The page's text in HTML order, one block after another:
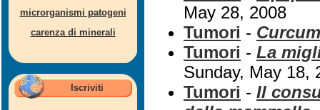
microrganismi patogeni
carenza di minerali
Iscriviti
May 28, 2008
Tumori -
Tumori - La
Sunday, May 18,
Tumori - Il